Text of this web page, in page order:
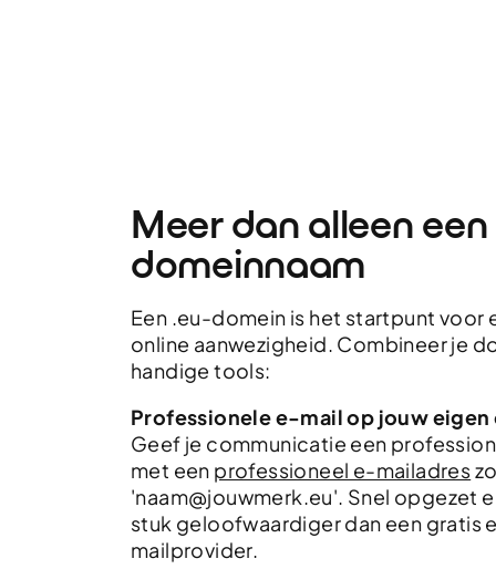
Meer dan alleen een
domeinnaam
Een .eu-domein is het startpunt voor
online aanwezigheid. Combineer je
handige tools:
Professionele e-mail op jouw eigen
Geef je communicatie een
met een professioneel e-mailadres
'naam@jouwmerk.eu'. Snel opgezet
stuk geloofwaardiger dan een gratis
mailprovider.